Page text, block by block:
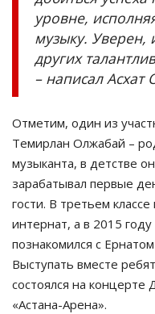
уровне,
музыку. Уверен,
других
– написал Асхат
Отметим, один из
Темирлан Олжабай –
музыканта, в детстве
зарабатывал первые
гости. В третьем
интернат, а в 2015
познакомился с
Выступать вместе
состоялся на
«Астана-Арена».